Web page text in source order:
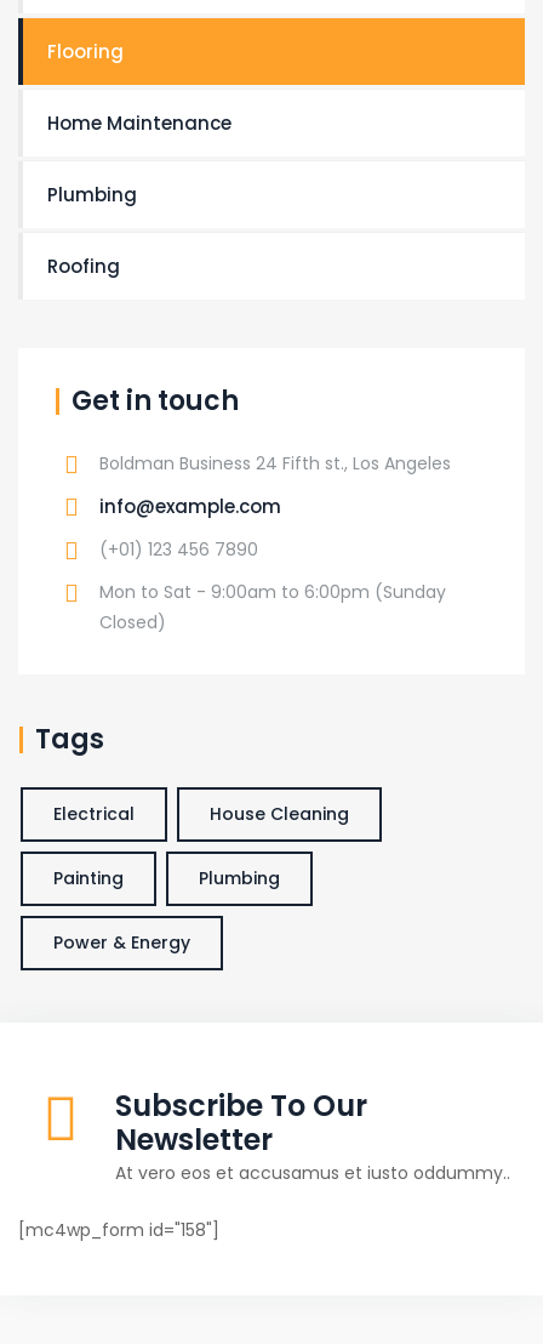
Flooring
Home Maintenance
Plumbing
Roofing
Get in touch
Boldman Business 24 Fifth st., Los Angeles
info@example.com
(+01) 123 456 7890
Mon to Sat - 9:00am to 6:00pm (Sunday
Closed)
Tags
Electrical House Cleaning
Painting Plumbing
Power & Energy
Subscribe To Our
Newsletter
At vero eos et accusamus et iusto oddummy..
[mc4wp_form id="158"]